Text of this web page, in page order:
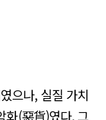
으나, 실질 가치
화(惡貨)였다. 그